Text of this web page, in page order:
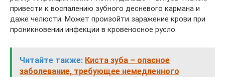
привести к воспалению зубного десневого кармана и
даже челюсти. Может произойти заражение крови при
проникновении инфекции в кровеносное русло.
Читайте также: Киста зуба – опасное
заболевание, требующее немедленного